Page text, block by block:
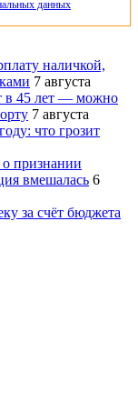
данных
наличкой,
7 августа
в 45 лет — можно
7 августа
что грозит
признании
вмешалась 6
за счёт бюджета